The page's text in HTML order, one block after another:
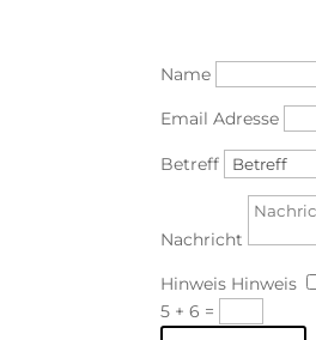
Name
Email Adresse
Betreff
Nachricht
Hinweis Hinweis
5 + 6 =